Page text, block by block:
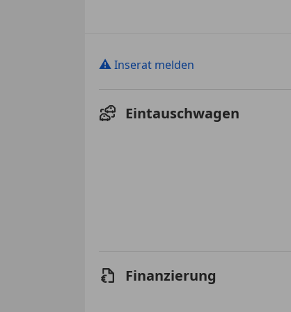
⚠ Inserat melden
Eintauschwagen
Finanzierung